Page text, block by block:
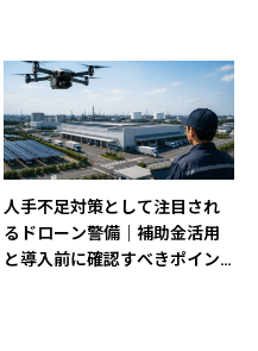
人手不足対策として注目され
るドローン警備｜補助金活用
と導入前に確認すべきポイン